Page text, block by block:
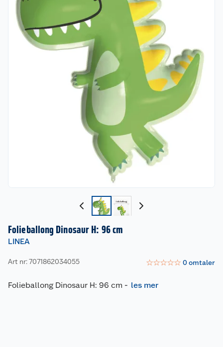
Folieballong Dinosaur H: 96 cm
LINEA
Art nr: 7071862034055 ☆☆☆☆☆ 0omtaler
Folieballong Dinosaur H: 96 cm - les mer